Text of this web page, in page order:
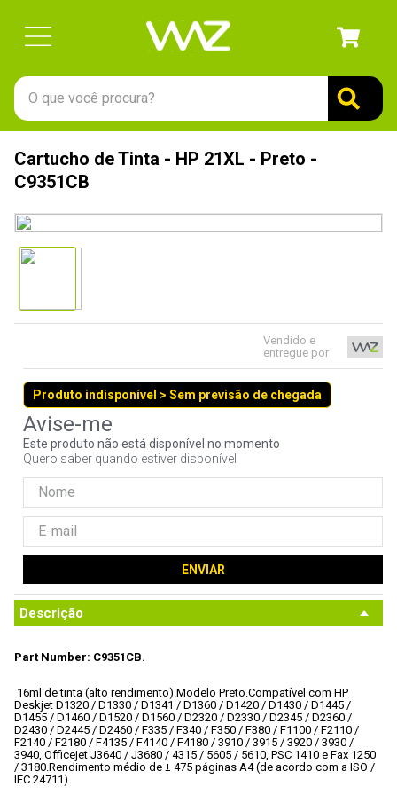
O que você procura?
Cartucho de Tinta - HP 21XL - Preto -
C9351CB
Vendido e
entregue por
Produto indisponível > Sem previsão de chegada
Este produto não está disponível no momento
Quero saber quando estiver disponível
ENVIAR
Descrição
Part Number: C9351CB.
16ml de tinta (alto rendimento).Modelo Preto.Compatível com HP
Deskjet D1320 / D1330 / D1341 / D1360 / D1420 / D1430 / D1445 /
D1455 / D1460 / D1520 / D1560 / D2320 / D2330 / D2345 / D2360 /
D2430 / D2445 / D2460 / F335 / F340 / F350 / F380 / F1100 / F2110 /
F2140 / F2180 / F4135 / F4140 / F4180 / 3910 / 3915 / 3920 / 3930 /
3940, Officejet J3640 / J3680 / 4315 / 5605 / 5610, PSC 1410 e Fax 1250
/ 3180.Rendimento médio de ± 475 páginas A4 (de acordo com a ISO /
IEC 24711).
1º
gabinete
3º
ssd
6º
mouse
8º
controle
10º fractal